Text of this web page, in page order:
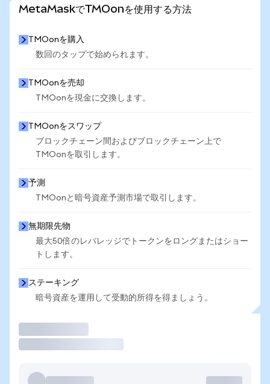
MetaMaskでTMOonを使用する方法
TMOonを購入
数回のタップで始められます。
TMOonを売却
TMOonを現金に交換します。
TMOonをスワップ
ブロックチェーン間およびブロックチェーン上で
TMOonを取引します。
予測
TMOonと暗号資産予測市場で取引します。
無期限先物
最大50倍のレバレッジでトークンをロングまたはショー
トします。
ステーキング
暗号資産を運用して受動的所得を得ましょう。